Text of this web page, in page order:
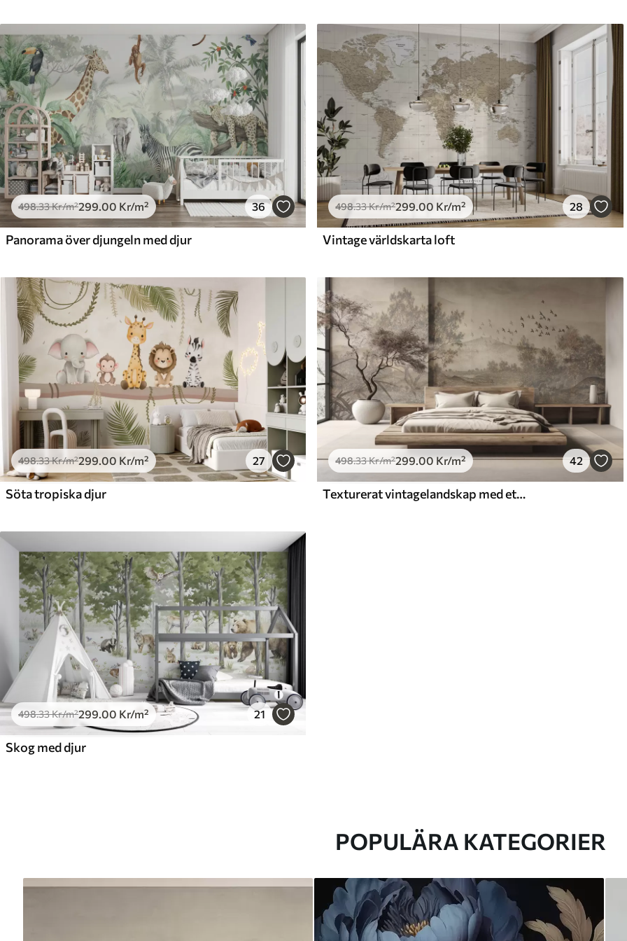
498.33Kr/m²299.00 Kr/m² 36
Panorama över djungeln med djur
498.33Kr/m²299.00 Kr/m² 28
Vintage världskarta loft
498.33Kr/m²299 .00 Kr/m² 27
Söta tropiska djur
498.33Kr/m²299.00Kr/m² 42
Texturerat vintagelandskap med ett träd nära en flod och en molnig himmel, naturkonst i sepiatoner
498.33Kr/m²299.00 Kr/m² 21
Skog med djur
POPULÄRA KATEGORIER